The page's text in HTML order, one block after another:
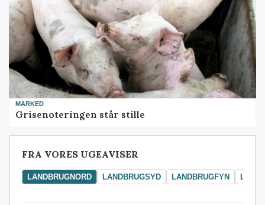
MARKED
Grisenoteringen står stille
FRA VORES UGEAVISER
LANDBRUGNORD LANDBRUGSYD LANDBRUGFYN